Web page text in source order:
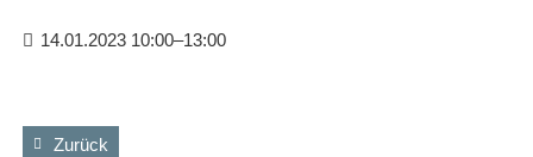
14.01.2023 10:00–13:00
Zurück